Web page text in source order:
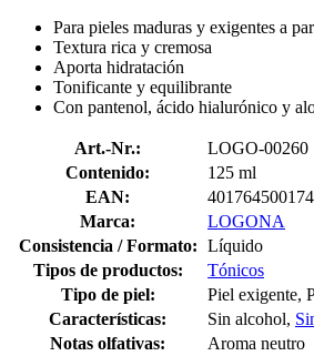
Para pieles maduras y exigentes a
Textura rica y cremosa
Aporta hidratación
Tonificante y equilibrante
Con pantenol, ácido hialurónico y
Art.-Nr.:
LOGO-00260
Contenido:
125 ml
EAN:
Marca:
LOGONA
Consistencia / Formato: Líquido
Tipos de productos:
Tónicos
Tipo de piel:
Piel exigente,
Características:
Sin alcohol,
Notas olfativas:
Aroma neutro